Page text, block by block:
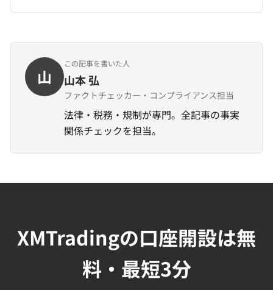
山
この記事を書いた人
山本 弘
ファクトチェッカー・コンプライアンス担当
法律・税務・規制が専門。全記事の事実
関係チェックを担当。
XMTradingの口座開設は無
料・最短3分